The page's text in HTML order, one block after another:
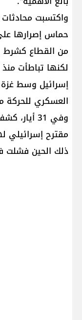
واكتسبت
حماس إصرارها
من القطاع كشرط
لكنها تباطأت
إسرائيل وسط
العسكري
وفي 31
مقترح إسرائيلي
ذلك الحين فشلت